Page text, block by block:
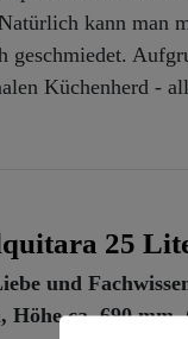
kann man
Küchenherd -
25
und
ca. 690